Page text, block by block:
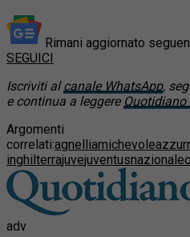
Rimani aggiornato
SEGUICI
Iscriviti alcanale WhatsApp,
e continua a leggere Quotidiano
Argomenti
correlati:agnelliamichevole
inghilterrajuvejuventusnazionale
adv